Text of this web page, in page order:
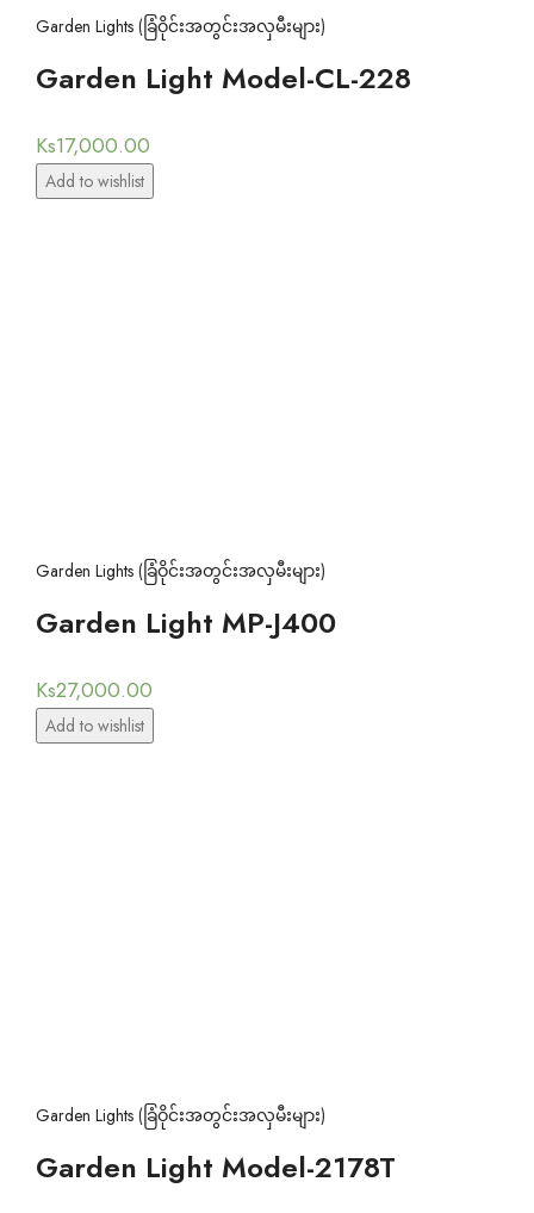
Garden Lights (ခြံဝိုင်းအတွင်းအလှမီးများ)
Garden Light Model-CL-228
Ks17,000.00
Add to wishlist
Garden Lights (ခြံဝိုင်းအတွင်းအလှမီးများ)
Garden Light MP-J400
Ks27,000.00
Add to wishlist
Garden Lights (ခြံဝိုင်းအတွင်းအလှမီးများ)
Garden Light Model-2178T